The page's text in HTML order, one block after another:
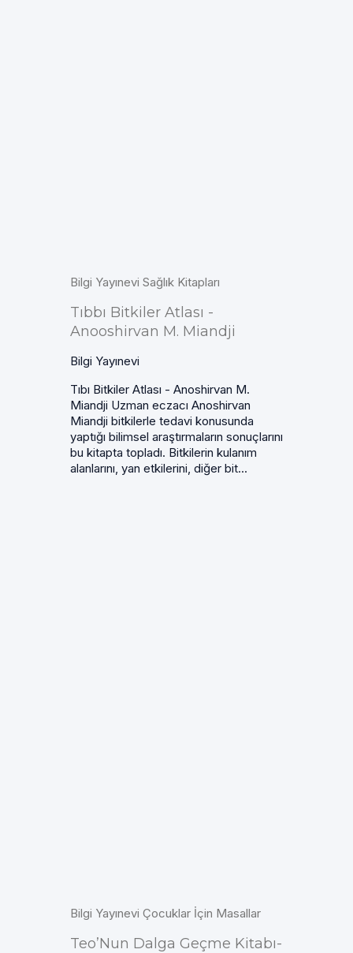
Bilgi Yayınevi Sağlık Kitapları
Tıbbı Bitkiler Atlası -
Anooshirvan M. Miandji
Bilgi Yayınevi
Tıbı Bitkiler Atlası - Anoshirvan M.
Miandji Uzman eczacı Anoshirvan
Miandji bitkilerle tedavi konusunda
yaptığı bilimsel araştırmaların sonuçlarını
bu kitapta topladı. Bitkilerin kulanım
alanlarını, yan etkilerini, diğer bit...
Bilgi Yayınevi Çocuklar İçin Masallar
Teo’Nun Dalga Geçme Kitabı-